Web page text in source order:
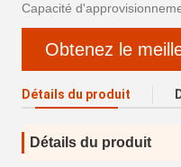
Capacité
Obtenez le
Détails du produit
Détails du produit